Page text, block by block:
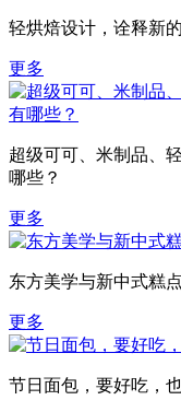
轻烘焙设计，诠释新
更多
超级可可、米制品、
哪些？
更多
东方美学与新中式糕
更多
节日面包，要好吃，